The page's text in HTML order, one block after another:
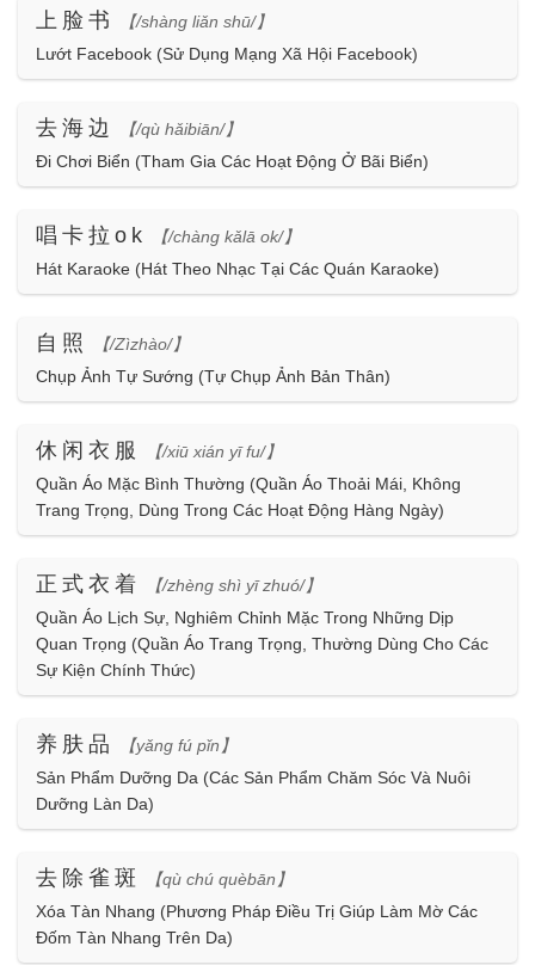
上脸书
【/shàng liǎn shū/】
Lướt Facebook (Sử Dụng Mạng Xã Hội Facebook)
去海边
【/qù hǎibiān/】
Đi Chơi Biển (Tham Gia Các Hoạt Động Ở Bãi Biển)
唱卡拉ok
【/chàng kǎlā ok/】
Hát Karaoke (Hát Theo Nhạc Tại Các Quán Karaoke)
自照
【/Zìzhào/】
Chụp Ảnh Tự Sướng (Tự Chụp Ảnh Bản Thân)
休闲衣服
【/xiū xián yī fu/】
Quần Áo Mặc Bình Thường (Quần Áo Thoải Mái, Không
Trang Trọng, Dùng Trong Các Hoạt Động Hàng Ngày)
正式衣着
【/zhèng shì yī zhuó/】
Quần Áo Lịch Sự, Nghiêm Chỉnh Mặc Trong Những Dịp
Quan Trọng (Quần Áo Trang Trọng, Thường Dùng Cho Các
Sự Kiện Chính Thức)
养肤品
【yǎng fú pǐn】
Sản Phẩm Dưỡng Da (Các Sản Phẩm Chăm Sóc Và Nuôi
Dưỡng Làn Da)
去除雀斑
【qù chú quèbān】
Xóa Tàn Nhang (Phương Pháp Điều Trị Giúp Làm Mờ Các
Đốm Tàn Nhang Trên Da)